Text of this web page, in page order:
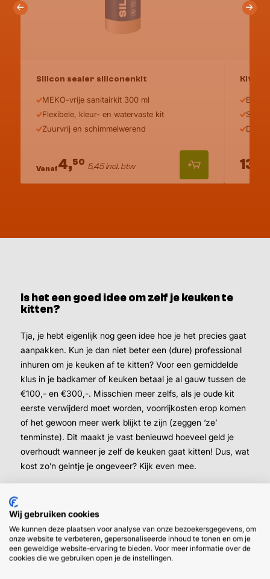
Kleur
Inhoud
4,
Silicon sealer siliconenkit
MEKO-vrije sanitairkit 300 ml
Flexibele, kleur- en watervaste kit
Zuurvrij en schimmelwerend
Vanaf4,50 5,45 incl. btw
Beste
Drukt
13,
Is het een goed idee om zelf je keuken te
kitten?
Tja, je hebt eigenlijk nog geen idee hoe je het precies gaat
aanpakken. Kun je dan niet beter een (dure) professional
inhuren om je keuken af te kitten? Voor een gemiddelde
klus in je badkamer of keuken betaal je al gauw tussen de
€100,- en €300,-. Misschien meer zelfs, als je oude kit
eerste verwijderd moet worden, voorrijkosten erop komen
of het gewoon meer werk blijkt te zijn (zeggen ‘ze’
tenminste). Dit maakt je vast benieuwd hoeveel geld je
overhoudt wanneer je zelf de keuken gaat kitten! Dus, wat
kost zo’n geintje je ongeveer? Kijk even mee.
Zelf de keuken afkitten: wat kost het je als
particulier en zakelijk?
Wij gebruiken cookies
We kunnen deze plaatsen voor analyse van onze bezoekersgegevens, om
onze website te verbeteren, gepersonaliseerde inhoud te tonen en om je
een geweldige website-ervaring te bieden. Voor meer informatie over de
cookies die we gebruiken open je de instellingen.